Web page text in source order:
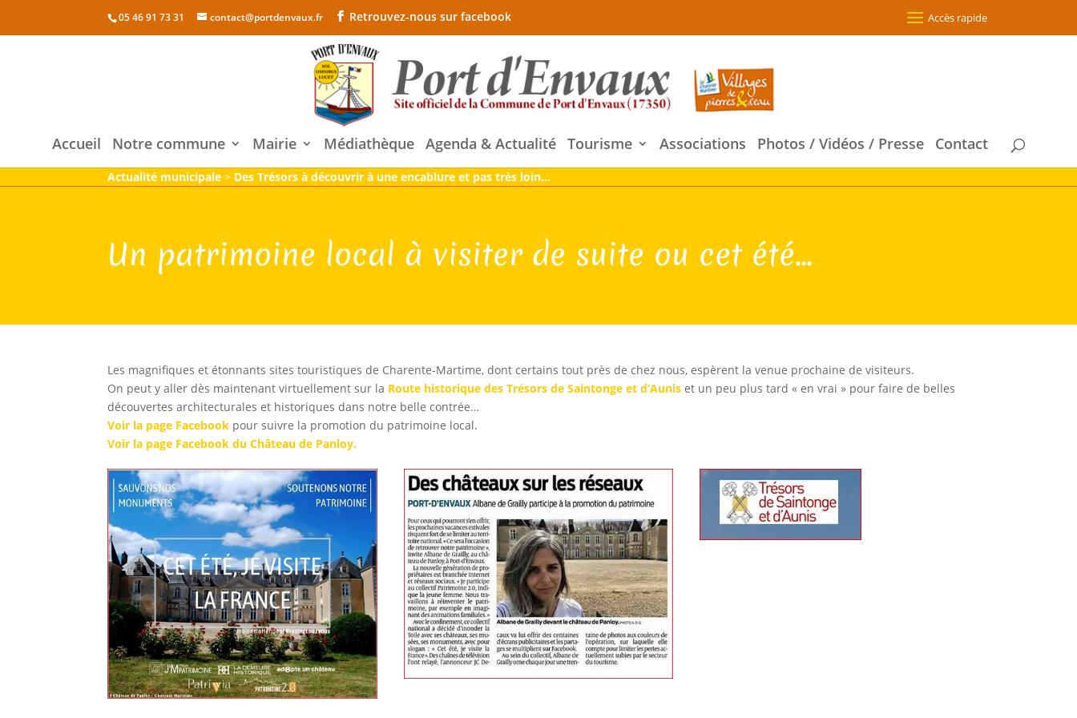
05 46 91 73 31 contact@portdenvaux.fr Retrouvez-nous sur facebook Accès rapide
Accueil Notre commune Mairie Médiathèque Agenda & Actualité Tourisme Associations Photos / Vidéos / Presse Contact
Actualité municipale > Des Trésors à découvrir à une encablure et pas très loin…
Un patrimoine local à visiter de suite ou cet été...
Les magnifiques et étonnants sites touristiques de Charente-Martime, dont certains tout près de chez nous, espèrent la venue prochaine de visiteurs.
On peut y aller dès maintenant virtuellement sur la Route historique des Trésors de Saintonge et d’Aunis et un peu plus tard « en vrai » pour faire de belles
découvertes architecturales et historiques dans notre belle contrée…
Voir la page Facebook pour suivre la promotion du patrimoine local.
Voir la page Facebook du Château de Panloy.